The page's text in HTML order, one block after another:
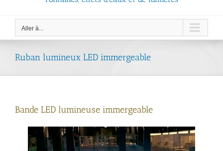
Aller à...
Ruban lumineux LED immergeable
Bande LED lumineuse immergeable